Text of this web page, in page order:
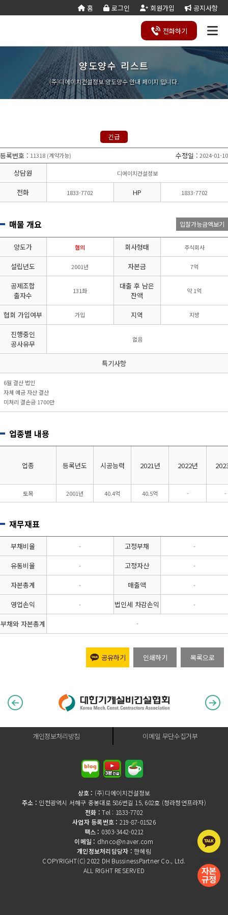
홈 로그인 회원가입 공지사항
전화하기
회사
소개
사업
영역
조직
도 는
길
합
건
설
업
토목건축
공사업
경설비공
조경공사
전문건설업
지반조성·포
장공사업
실내건축공
사업
도장·습식·방 조경식재·시
비계공사업
비공사업
철도·궤도공
사업
철강구조물공
붕
건축물조립공
사업
기타공
사업
전기공사업 정보통신
공사업
나무병원
석면해제
산림사업법
인
에너지절
약전문기
업
엔지니어링
사업자
전문관리
설계시공업
문기관/
안전점검전
문기관
지하수개발
차
담
하
기
양도
양수
리스
트
양도
양수
절차
기업
진단
공
제
조
합
실
태
조
사
기
재
사
항
변
경
공
능
력
가
·
합
잔고
증명
법령
서식
국가
계약
법령
관계
서식
건설
업등
록서
식
법시
행규
칙
서식
실질
자본
금
계산
기
세무
계산
기
양도양수 리스트
(주)디에이치건설정보 양도양수 안내 페이지 입니다.
긴급
등록번호 : 11318 (계약가능) 수정일 : 2024-01-10
상담원 디에이치건설정보
전화 1833-7702 HP 1833-7702
매물 개요 입찰가능금액보기
양도가 협의 회사형태 주식회사
설립년도 2001년 자본금 7억
공제조합
출자수
131좌
대출 후 남은
잔액
약 1억
협회 가입여부 가입 지역 지방
진행중인
공사유무
없음
특기사항
6월 결산 법인
자체 예금 자산 결산
미처리 결손금 1700만
업종별 내용
업종 등록년도 시공능력 2021년 2022년
토목 2001년 40.4억 40.5억 - -
재무재표
부채비율 - 고정부채 -
유동비율 - 고정자산 -
자본총계 - 매출액 -
영업손익 - 법인세 차감손익 -
부채와 자본총계 -
공유하기 인쇄하기 목록으로
개인정보처리방침 이메일 무단수집거부
상호 : (주)디에이치건설정보
주소 : 인천광역시 서해구 중봉대로 586번길 15, 602호 (청라청연프라자)
전화 :Tel : 1833-7702
사업자 등록번호 : 219-87-01526
팩스 : 0303-3442-0212
이메일 : dhnco@naver.com
개인정보처리담당자 :한혜림
COPYRIGHT(C) 2022 DH BussinessPartner Co., Ltd.
ALL RIGHT RESERVED